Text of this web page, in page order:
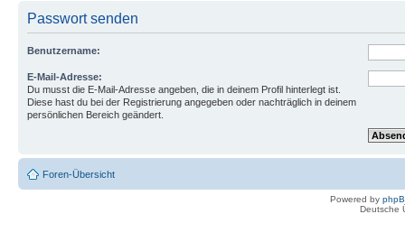
Passwort senden
Benutzername:
E-Mail-Adresse:
Du musst die E-Mail-Adresse angeben, die in deinem Profil hinterlegt ist.
Diese hast du bei der Registrierung angegeben oder nachträglich in deinem
persönlichen Bereich geändert.
Foren-Übersicht
Powered by
Deutsche